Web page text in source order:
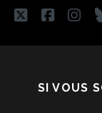
twitter
SI VOUS